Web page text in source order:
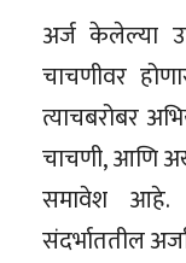
अर्ज केलेल्या
चाचणीवर
त्याचबरोबर
चाचणी, आणि
समावेश आहे.
संदर्भाततील